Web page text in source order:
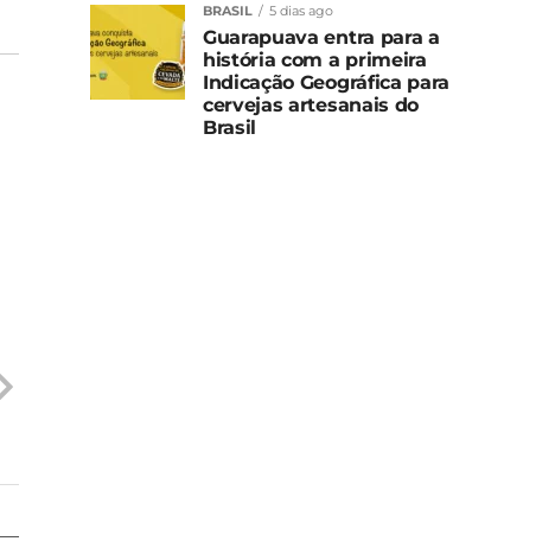
BRASIL 5 dias ago
Guarapuava entra para a
história com a primeira
Indicação Geográfica para
cervejas artesanais do
Brasil